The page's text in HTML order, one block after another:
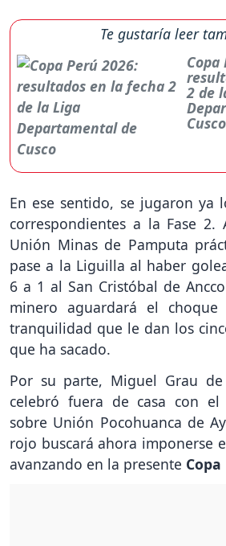
Te gustaría leer
Copa
2 de
Cusco
En ese sentido, se jugaron ya
correspondientes a la Fase
Unión Minas de Pamputa
pase a la Liguilla al haber
6 a 1 al San Cristóbal de
minero aguardará el
tranquilidad que le dan los
que ha sacado.
Por su parte, Miguel Grau de
celebró fuera de casa con
sobre Unión Pocohuanca de
rojo buscará ahora imponerse
avanzando en la presente Copa